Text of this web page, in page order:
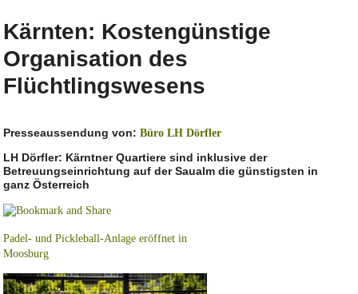
Kärnten: Kostengünstige
Organisation des
Flüchtlingswesens
Presseaussendung von:Büro LH Dörfler
LH Dörfler: Kärntner Quartiere sind inklusive der
Betreuungseinrichtung auf der Saualm die günstigsten in
ganz Österreich
Padel- und Pickleball-Anlage eröffnet in
Moosburg